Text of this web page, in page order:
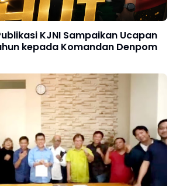
KJNI Sampaikan Ucapan
kepada Komandan Denpom